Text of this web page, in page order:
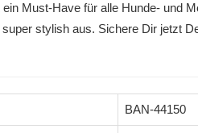
Must-Have für alle Hunde- und
stylish aus. Sichere Dir jetzt
BAN-44150